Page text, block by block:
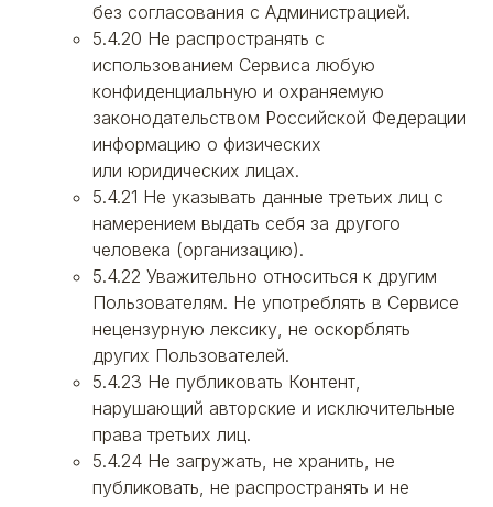
без согласования с Администрацией.
5.4.20 Не распространять с
использованием Сервиса любую
конфиденциальную и охраняемую
законодательством Российской Федерации
информацию о физических
или юридических лицах.
5.4.21 Не указывать данные третьих лиц с
намерением выдать себя за другого
человека (организацию).
5.4.22 Уважительно относиться к другим
Пользователям. Не употреблять в Сервисе
нецензурную лексику, не оскорблять
других Пользователей.
5.4.23 Не публиковать Контент,
нарушающий авторские и исключительные
права третьих лиц.
5.4.24 Не загружать, не хранить, не
публиковать, не распространять и не